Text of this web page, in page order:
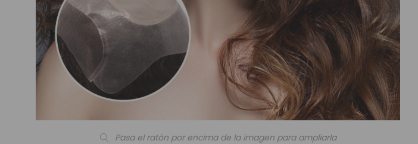
Pasa el ratón por encima de la imagen para ampliarla